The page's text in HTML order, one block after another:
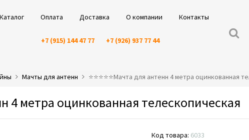
Оплата Доставка О компании Контакты
+7 (915) 144 47 77 +7 (926) 937 77 44
Мачты для антенн ⭐️⭐️⭐️⭐️⭐️Мачта для антенн 4 метра оцинкованная
4 метра оцинкованная телескопическая
Код товара: 6033